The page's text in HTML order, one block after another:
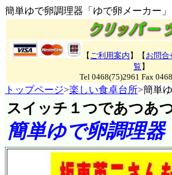
簡単ゆで卵調理器「ゆで卵メーカー」
【 ご利用案内 】【 お問合
覧 】
Tel 0468(75)2961 Fax
トップページ>楽しい食卓台所>簡単
スイッチ１つであつあ
簡単ゆで卵調理